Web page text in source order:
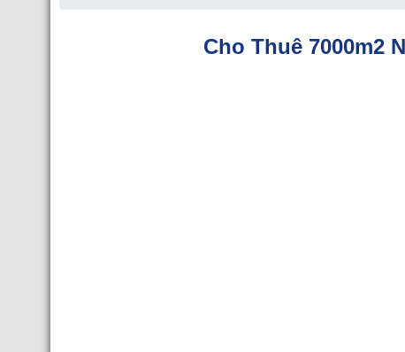
Cho Thuê 7000m2